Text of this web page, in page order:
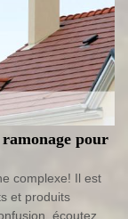
pour
complexe! Il est
et produits
écoutez